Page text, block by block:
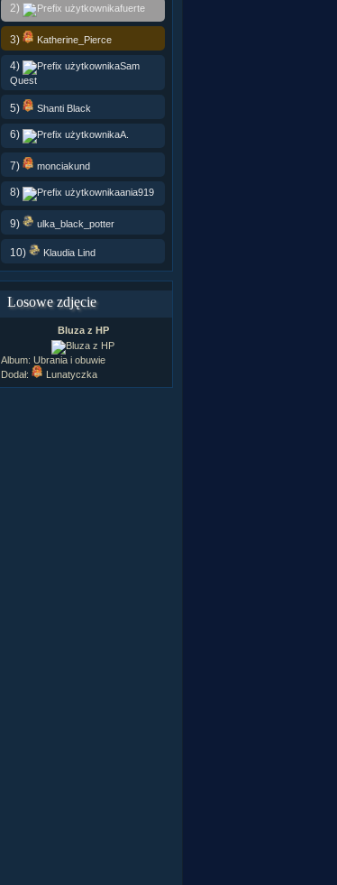
2) fuerte
3) Katherine_Pierce
4)
Sam
Quest
5) Shanti Black
6) A.
7) monciakund
8) ania919
9) ulka_black_potter
10) Klaudia Lind
Losowe zdjęcie
Bluza z HP
Album: Ubrania i obuwie
Dodał:
Lunatyczka